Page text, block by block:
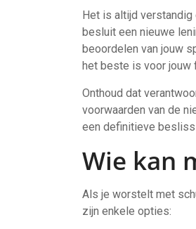
Het is altijd
besluit een nieuwe
beoordelen van jouw
het beste is voor jouw
Onthoud dat
voorwaarden van de
een definitieve
Wie kan
Als je worstelt met
zijn enkele opties: